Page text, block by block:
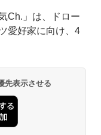
Ch.」は、ドロー
愛好家に向け、4
先表示させる